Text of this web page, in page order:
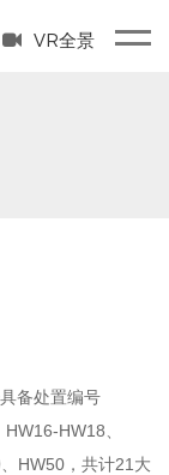
VR全景
备处置编号
HW18、
HW50，共计21大